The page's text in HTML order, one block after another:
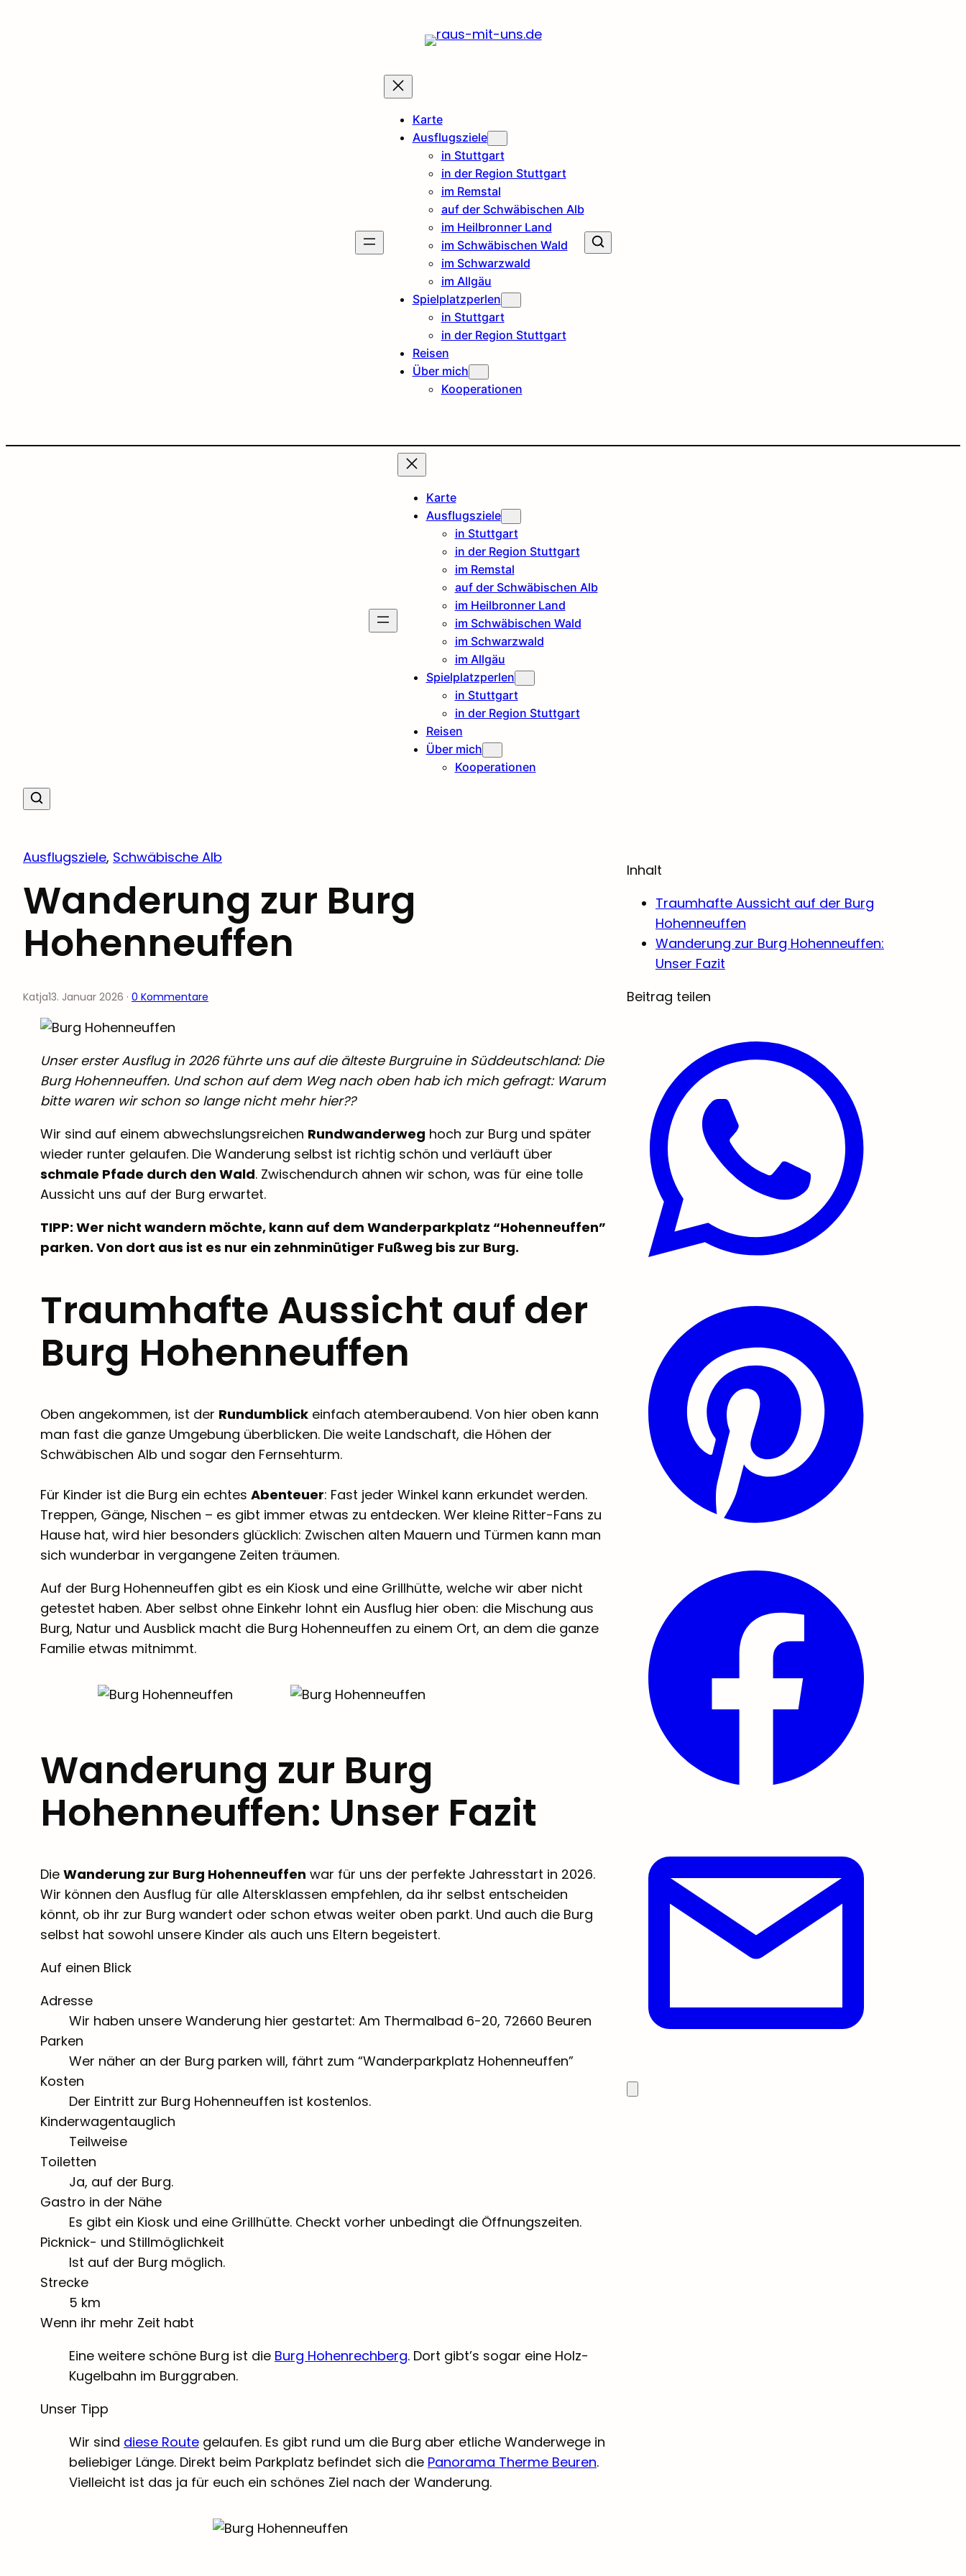
Karte
Ausflugsziele
in Stuttgart
in der Region Stuttgart
im Remstal
auf der Schwäbischen Alb
im Heilbronner Land
im Schwäbischen Wald
im Schwarzwald
im Allgäu
Spielplatzperlen
in Stuttgart
in der Region Stuttgart
Reisen
Über mich
Kooperationen
Karte
Ausflugsziele
in Stuttgart
in der Region Stuttgart
im Remstal
auf der Schwäbischen Alb
im Heilbronner Land
im Schwäbischen Wald
im Schwarzwald
im Allgäu
Spielplatzperlen
in Stuttgart
in der Region Stuttgart
Reisen
Über mich
Kooperationen
Ausflugsziele, Schwäbische Alb
Wanderung zur Burg
Hohenneuffen
Katja13. Januar 2026 · 0 Kommentare
Unser erster Ausflug in 2026 führte uns auf die älteste Burgruine in Süddeutschland: Die
Burg Hohenneuffen. Und schon auf dem Weg nach oben hab ich mich gefragt: Warum
bitte waren wir schon so lange nicht mehr hier??
Wir sind auf einem abwechslungsreichen Rundwanderweg hoch zur Burg und später
wieder runter gelaufen. Die Wanderung selbst ist richtig schön und verläuft über
schmale Pfade durch den Wald. Zwischendurch ahnen wir schon, was für eine tolle
Aussicht uns auf der Burg erwartet.
TIPP: Wer nicht wandern möchte, kann auf dem Wanderparkplatz “Hohenneuffen”
parken. Von dort aus ist es nur ein zehnminütiger Fußweg bis zur Burg.
Traumhafte Aussicht auf der
Burg Hohenneuffen
Oben angekommen, ist der Rundumblick einfach atemberaubend. Von hier oben kann
man fast die ganze Umgebung überblicken. Die weite Landschaft, die Höhen der
Schwäbischen Alb und sogar den Fernsehturm.
Für Kinder ist die Burg ein echtes Abenteuer: Fast jeder Winkel kann erkundet werden.
Treppen, Gänge, Nischen – es gibt immer etwas zu entdecken. Wer kleine Ritter-Fans zu
Hause hat, wird hier besonders glücklich: Zwischen alten Mauern und Türmen kann man
sich wunderbar in vergangene Zeiten träumen.
Auf der Burg Hohenneuffen gibt es ein Kiosk und eine Grillhütte, welche wir aber nicht
getestet haben. Aber selbst ohne Einkehr lohnt ein Ausflug hier oben: die Mischung aus
Burg, Natur und Ausblick macht die Burg Hohenneuffen zu einem Ort, an dem die ganze
Familie etwas mitnimmt.
Wanderung zur Burg
Hohenneuffen: Unser Fazit
Die Wanderung zur Burg Hohenneuffen war für uns der perfekte Jahresstart in 2026.
Wir können den Ausflug für alle Altersklassen empfehlen, da ihr selbst entscheiden
könnt, ob ihr zur Burg wandert oder schon etwas weiter oben parkt. Und auch die Burg
selbst hat sowohl unsere Kinder als auch uns Eltern begeistert.
Auf einen Blick
Adresse
Wir haben unsere Wanderung hier gestartet: Am Thermalbad 6-20, 72660 Beuren
Parken
Wer näher an der Burg parken will, fährt zum “Wanderparkplatz Hohenneuffen”
Kosten
Der Eintritt zur Burg Hohenneuffen ist kostenlos.
Kinderwagentauglich
Teilweise
Toiletten
Ja, auf der Burg.
Gastro in der Nähe
Es gibt ein Kiosk und eine Grillhütte. Checkt vorher unbedingt die Öffnungszeiten.
Picknick- und Stillmöglichkeit
Ist auf der Burg möglich.
Strecke
5 km
Wenn ihr mehr Zeit habt
Eine weitere schöne Burg ist die Burg Hohenrechberg. Dort gibt’s sogar eine Holz-
Kugelbahn im Burggraben.
Unser Tipp
Wir sind diese Route gelaufen. Es gibt rund um die Burg aber etliche Wanderwege in
beliebiger Länge. Direkt beim Parkplatz befindet sich die Panorama Therme Beuren.
Vielleicht ist das ja für euch ein schönes Ziel nach der Wanderung.
Inhalt
Traumhafte Aussicht auf der Burg
Hohenneuffen
Wanderung zur Burg Hohenneuffen:
Unser Fazit
Beitrag teilen